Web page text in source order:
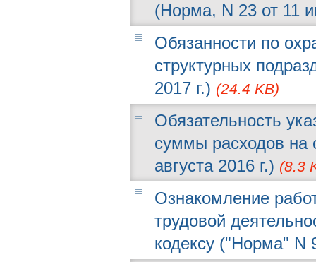
(Норма, N 23 от 11
Обязанности по
структурных
2017 г.) (24.4 KB)
Обязательность
суммы расходов на
августа 2016 г.) (8.3
Ознакомление
трудовой
кодексу ("Норма" N